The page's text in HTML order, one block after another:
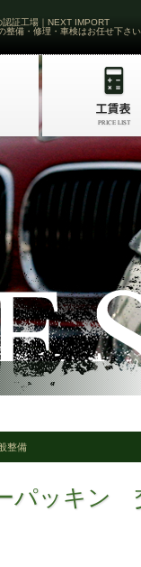
認証工場｜NEXT IMPORT
整備・修理・車検はお任せ下さい
整備
パッキン